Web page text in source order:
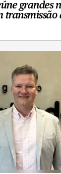
grandes
transmissão